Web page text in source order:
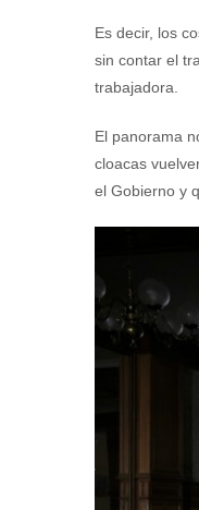
Es decir, los
sin contar el
trabajadora.
El panorama
cloacas
el Gobierno y